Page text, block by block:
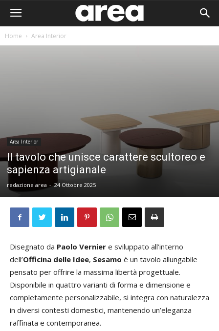
Home Area Interior
Area Interior
Il tavolo che unisce carattere scultoreo e
sapienza artigianale
redazione area - 24 Ottobre 2025
Disegnato da Paolo Vernier e sviluppato all’interno
dell’Officina delle Idee, Sesamo è un tavolo allungabile
pensato per offrire la massima libertà progettuale.
Disponibile in quattro varianti di forma e dimensione e
completamente personalizzabile, si integra con naturalezza
in diversi contesti domestici, mantenendo un’eleganza
raffinata e contemporanea.